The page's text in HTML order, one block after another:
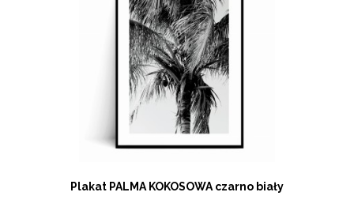
Plakat PALMA KOKOSOWA czarno biały